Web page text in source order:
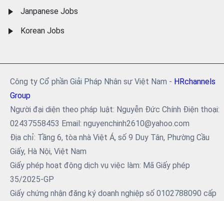
Janpanese Jobs
Korean Jobs
Công ty Cổ phần Giải Pháp Nhân sự Việt Nam - HRchannels
Group
Người đại diện theo pháp luật: Nguyễn Đức Chính Điện thoại:
02437558453 Email: nguyenchinh2610@yahoo.com
Địa chỉ: Tầng 6, tòa nhà Việt Á, số 9 Duy Tân, Phường Cầu
Giấy, Hà Nội, Việt Nam
Giấy phép hoạt động dịch vụ việc làm: Mã Giấy phép
35/2025-GP
Giấy chứng nhận đăng ký doanh nghiệp số 0102788090 cấp